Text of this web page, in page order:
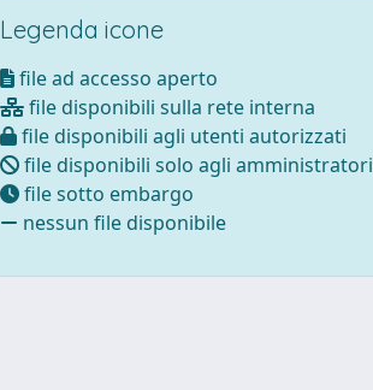
Legenda icone
file ad accesso aperto
file disponibili sulla rete interna
file disponibili agli utenti autorizzati
file disponibili solo agli amministratori
file sotto embargo
nessun file disponibile